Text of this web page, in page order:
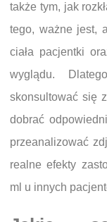
także tym, jak
tego, ważne jest,
ciała pacjentki
wyglądu.
skonsultować się
dobrać
przeanalizować
realne efekty
ml u innych